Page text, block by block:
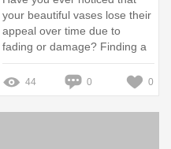
your beautiful vases lose their
appeal over time due to
fading or damage? Finding a
suitable UV-resistant coating
supplier is essential to
preserve your decor
investments and enhance
44 0 0